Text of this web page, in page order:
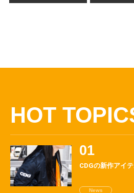
HOT
CDGの新作アイ
News